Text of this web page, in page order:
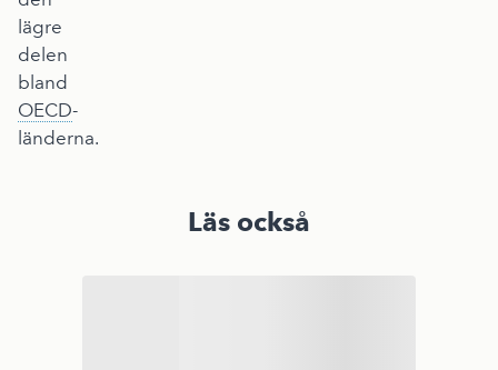
lägre
delen
bland
OECD-
länderna.
Läs också